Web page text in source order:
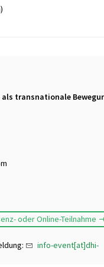
transnationale
oder Online-Teilnahme
info-event[at]dhi-